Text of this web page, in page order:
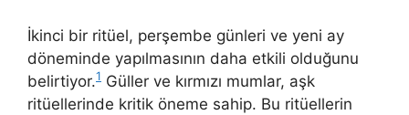
İkinci bir ritüel, perşembe günleri ve yeni ay
döneminde yapılmasının daha etkili olduğunu
belirtiyor.1 Güller ve kırmızı mumlar, aşk
ritüellerinde kritik öneme sahip. Bu ritüellerin